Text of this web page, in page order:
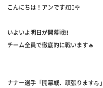
こんにちは！アンです💃🏴‍☠️🌹
いよいよ明日が開幕戦‼️
チーム全員で徹底的に戦います🔥
ナナー選手「開幕戦、頑張ります💪」